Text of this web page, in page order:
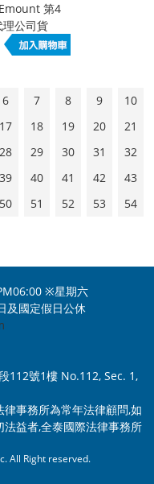
第4
公司貨
6 7 8 9
10
17 18 19 20
21
28 29 30 31
32
39 40 41 42
43
50 51 52 53
54
※星期六
及國定假日公休
112號1樓 No.112, Sec. 1,
事務所為常年法律顧問,如
益者,全泰國際法律事務所
All Right reserved.